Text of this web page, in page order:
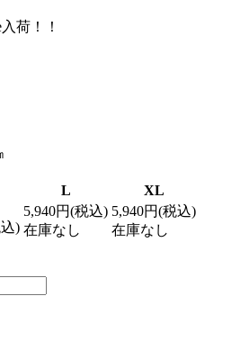
荷！！
L XL
)
5,940円(税込)
在庫なし
5,940円(税込)
在庫なし